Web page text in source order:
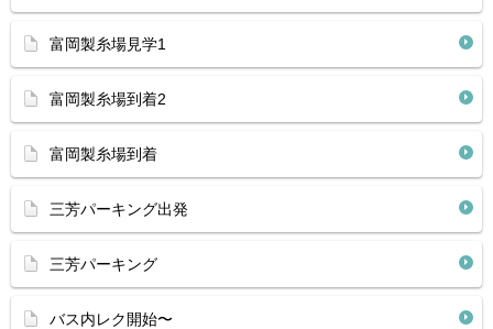
富岡製糸場見学1
富岡製糸場到着2
富岡製糸場到着
三芳パーキング出発
三芳パーキング
バス内レク開始〜